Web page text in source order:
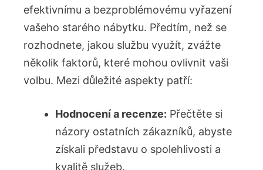
efektivnímu a bezproblémovému vyřazení
vašeho‍ starého nábytku. Předtím, ‌než se
rozhodnete, jakou službu využít,‌ zvážte
několik faktorů, které mohou ⁢ovlivnit vaši
volbu. Mezi důležité aspekty ⁢patří:
Hodnocení ⁣a recenze: ⁣Přečtěte ‍si
názory ostatních zákazníků, abyste
získali představu o spolehlivosti a
kvalitě služeb.